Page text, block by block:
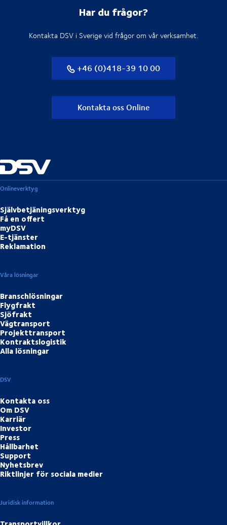
Har du frågor?
Kontakta DSV i Sverige vid frågor om vår verksamhet.
+46 (0)418-39 10 00
Kontakta oss Online
Onlineverktyg
Självbetjäningsverktyg
Få en offert
myDSV
E-tjänster
Reklamation
Våra lösningar
Branschlösningar
Flygfrakt
Sjöfrakt
Vägtransport
Projekttransport
Kontraktslogistik
Alla lösningar
DSV
Kontakta oss
Om DSV
Karriär
Investor
Press
Hållbarhet
Support
Nyhetsbrev
Riktlinjer för sociala medier
Juridisk information